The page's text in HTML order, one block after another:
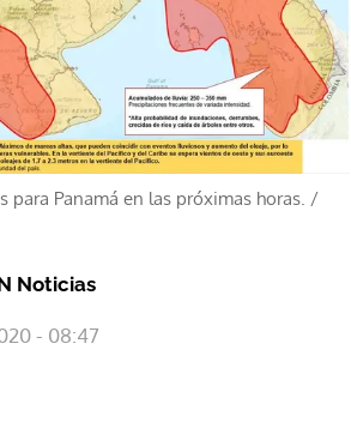
para Panamá en las próximas horas. /
Noticias
- 08:47